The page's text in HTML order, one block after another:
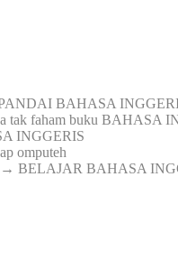
PANDAI BAHASA
tak faham buku BAHASA
INGGERIS
omputeh
BELAJAR BAHASA